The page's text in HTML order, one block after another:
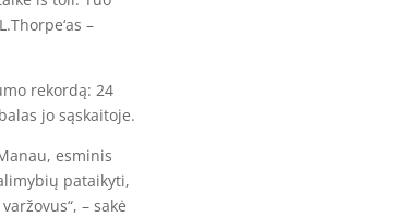
–
rekordą: 24
jo sąskaitoje.
esminis
pataikyti,
– sakė